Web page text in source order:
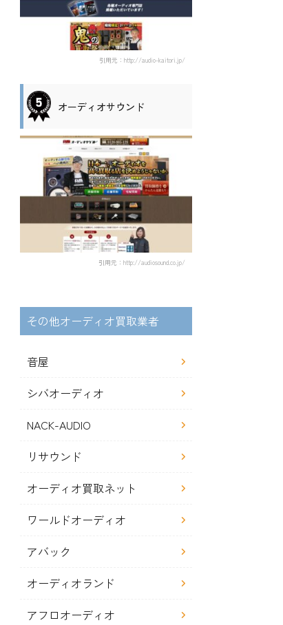
引用元：http://audio-kaitori.jp/
オーディオサウンド
引用元：http://audiosound.co.jp/
その他オーディオ買取業者
音屋
シバオーディオ
NACK-AUDIO
リサウンド
オーディオ買取ネット
ワールドオーディオ
アバック
オーディオランド
アフロオーディオ